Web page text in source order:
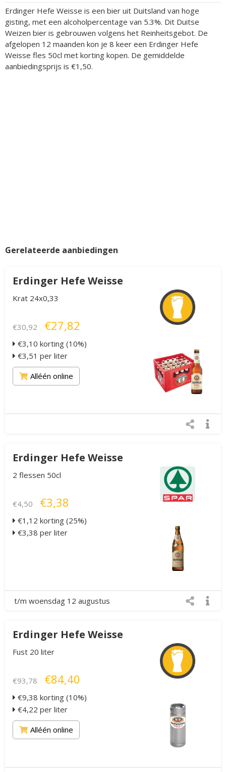
Erdinger Hefe Weisse is een bier uit Duitsland van hoge
gisting, met een alcoholpercentage van 5.3%. Dit Duitse
Weizen bier is gebrouwen volgens het Reinheitsgebot. De
afgelopen 12 maanden kon je 8 keer een Erdinger Hefe
Weisse fles 50cl met korting kopen. De gemiddelde
aanbiedingsprijs is €1,50.
Gerelateerde aanbiedingen
Erdinger Hefe Weisse
Krat 24x0,33
€30,92 €27,82
€3,10 korting (10%)
€3,51 per liter
Alléén online
Erdinger Hefe Weisse
2 flessen 50cl
€4,50 €3,38
€1,12 korting (25%)
€3,38 per liter
t/m woensdag 12 augustus
Erdinger Hefe Weisse
Fust 20 liter
€93,78 €84,40
€9,38 korting (10%)
€4,22 per liter
Alléén online